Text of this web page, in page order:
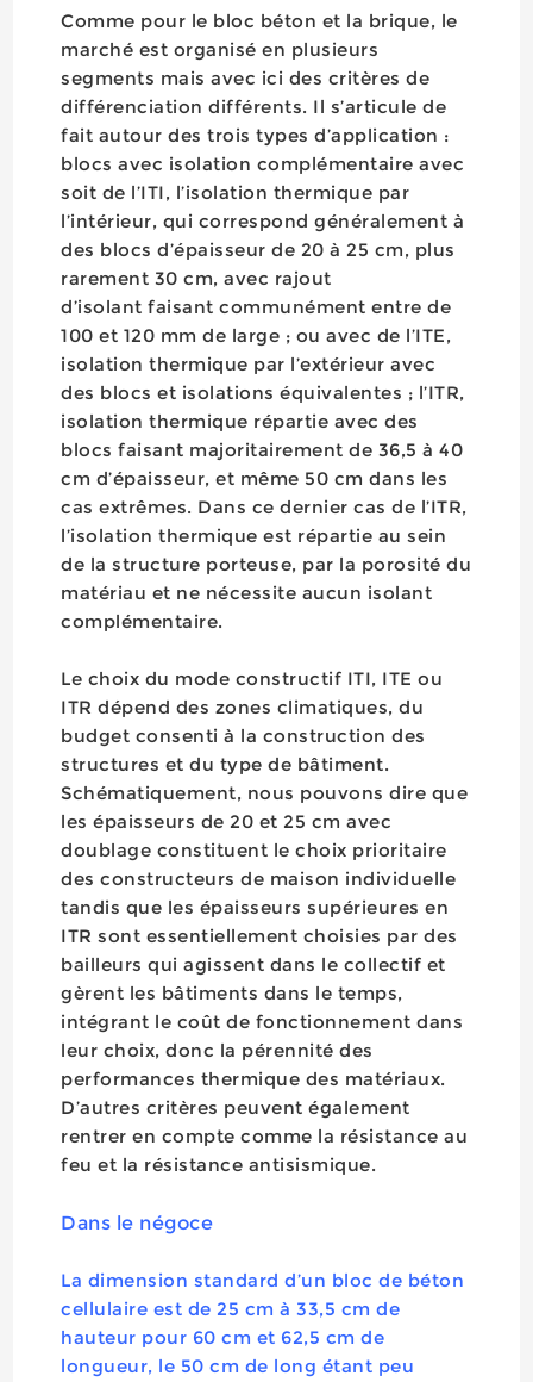
Comme pour le bloc béton et la brique, le
marché est organisé en plusieurs
segments mais avec ici des critères de
différenciation différents. Il s’articule de
fait autour des trois types d’application :
blocs avec isolation complémentaire avec
soit de l’ITI, l’isolation thermique par
l’intérieur, qui correspond généralement à
des blocs d’épaisseur de 20 à 25 cm, plus
rarement 30 cm, avec rajout
d’isolant faisant communément entre de
100 et 120 mm de large ; ou avec de l’ITE,
isolation thermique par l’extérieur avec
des blocs et isolations équivalentes ; l’ITR,
isolation thermique répartie avec des
blocs faisant majoritairement de 36,5 à 40
cm d’épaisseur, et même 50 cm dans les
cas extrêmes. Dans ce dernier cas de l’ITR,
l’isolation thermique est répartie au sein
de la structure porteuse, par la porosité du
matériau et ne nécessite aucun isolant
complémentaire.
Le choix du mode constructif ITI, ITE ou
ITR dépend des zones climatiques, du
budget consenti à la construction des
structures et du type de bâtiment.
Schématiquement, nous pouvons dire que
les épaisseurs de 20 et 25 cm avec
doublage constituent le choix prioritaire
des constructeurs de maison individuelle
tandis que les épaisseurs supérieures en
ITR sont essentiellement choisies par des
bailleurs qui agissent dans le collectif et
gèrent les bâtiments dans le temps,
intégrant le coût de fonctionnement dans
leur choix, donc la pérennité des
performances thermique des matériaux.
D’autres critères peuvent également
rentrer en compte comme la résistance au
feu et la résistance antisismique.
Dans le négoce
La dimension standard d’un bloc de béton
cellulaire est de 25 cm à 33,5 cm de
hauteur pour 60 cm et 62,5 cm de
longueur, le 50 cm de long étant peu